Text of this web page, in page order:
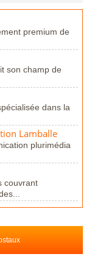
premium de
son champ de
dans la
Lamballe
plurimédia
couvrant